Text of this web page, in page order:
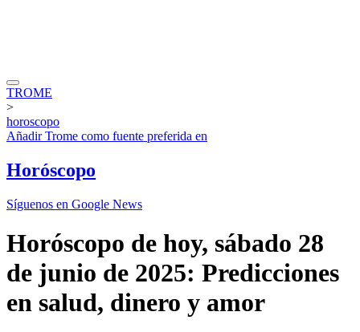
TROME
>
horoscopo
AñadirTrome como fuente preferida en
Horóscopo
Síguenos en Google News
Horóscopo de hoy, sábado 28
de junio de 2025: Predicciones
en salud, dinero y amor